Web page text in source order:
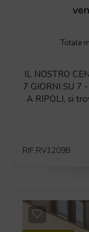
Totale
IL NOSTRO
7 GIORNI SU 7
A RIPOLI, si
RIF RV1209B